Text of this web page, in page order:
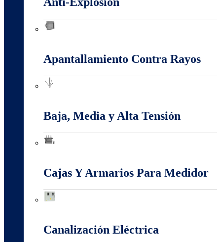
Apantallamiento Contra Rayos
Baja, Media y Alta Tensión
Cajas Y Armarios Para Medidor
Canalización Eléctrica